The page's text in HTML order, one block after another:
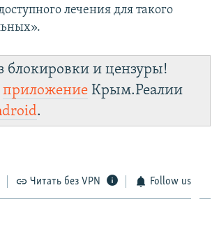
лечения для такого
блокировки и цензуры!
приложение Крым.Реалии
.
Читать без VPN Follow us